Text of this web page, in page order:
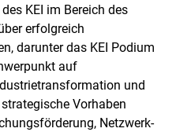
KEI im Bereich des
erfolgreich
darunter das KEI Podium
auf
und
Vorhaben
Netzwerk-